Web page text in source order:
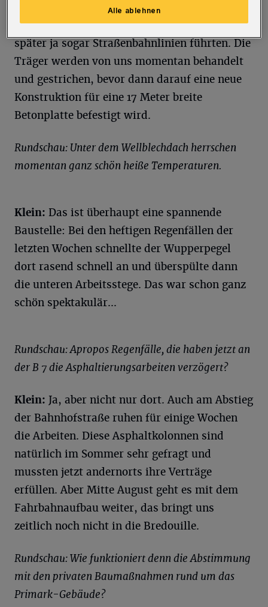
Ja, das ist guter alter Stahl aus dem
letzten Jahren des 19. Jahrhunderts, über den
später ja sogar Straßenbahnlinien führten. Die
Träger werden von uns momentan behandelt
und gestrichen, bevor dann darauf eine neue
Konstruktion für eine 17 Meter breite
Betonplatte befestigt wird.
Rundschau: Unter dem Wellblechdach herrschen
momentan ganz schön heiße Temperaturen.
Klein: Das ist überhaupt eine spannende
Baustelle: Bei den heftigen Regenfällen der
letzten Wochen schnellte der Wupperpegel
dort rasend schnell an und überspülte dann
die unteren Arbeitsstege. Das war schon ganz
schön spektakulär...
Rundschau: Apropos Regenfälle, die haben jetzt an
der B 7 die Asphaltierungsarbeiten verzögert?
Klein: Ja, aber nicht nur dort. Auch am Abstieg
der Bahnhofstraße ruhen für einige Wochen
die Arbeiten. Diese Asphaltkolonnen sind
natürlich im Sommer sehr gefragt und
mussten jetzt andernorts ihre Verträge
erfüllen. Aber Mitte August geht es mit dem
Fahrbahnaufbau weiter, das bringt uns
zeitlich noch nicht in die Bredouille.
Rundschau: Wie funktioniert denn die Abstimmung
mit den privaten Baumaßnahmen rund um das
Primark-Gebäude?
Alle ablehnen